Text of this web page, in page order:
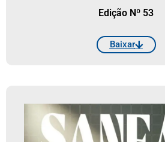
Edição Nº 53
Baixar